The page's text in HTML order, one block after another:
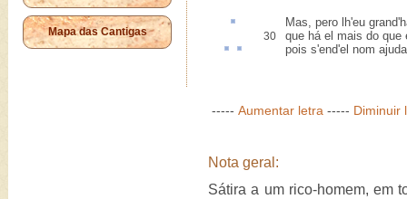
Mapa das Cantigas
Mas, pero lh'eu
30
que há el mais do que
pois s'end'el nom
----- Aumentar letra ----- Diminuir
Nota geral:
Sátira a um rico-homem, em